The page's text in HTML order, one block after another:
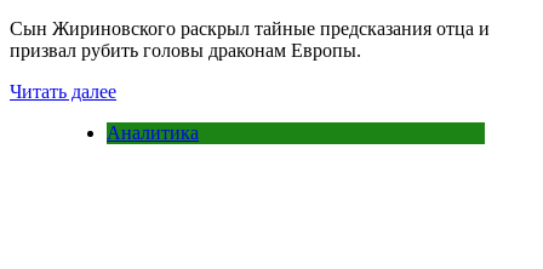
Сын Жириновского раскрыл тайные предсказания отца и
призвал рубить головы драконам Европы.
Читать далее
Аналитика